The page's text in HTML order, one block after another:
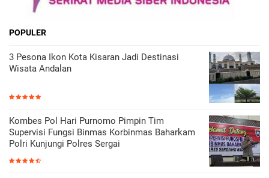
POPULER
3 Pesona Ikon Kota Kisaran Jadi Destinasi
Wisata Andalan
Kombes Pol Hari Purnomo Pimpin Tim
Supervisi Fungsi Binmas Korbinmas Baharkam
Polri Kunjungi Polres Sergai